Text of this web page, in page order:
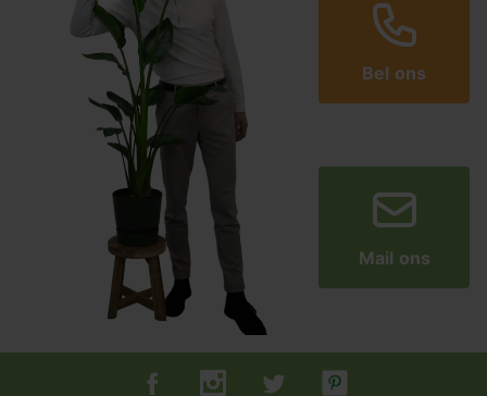
kunnen zijn op het hout. Dit is onoverkomelijk en heeft
verder geen invloed op de kwaliteit van het hout. Wil je
de originele kleur behouden? Dan is ons advies dit
tuinscherm te behandelen met Remmers HK lazuur
Bel ons
Mail ons